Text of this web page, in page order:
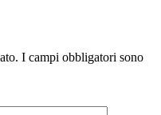
I campi obbligatori sono